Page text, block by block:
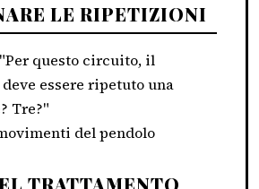
LE RIPETIZIONI
questo circuito, il
essere ripetuto una
Tre?"
del pendolo
TRATTAMENTO